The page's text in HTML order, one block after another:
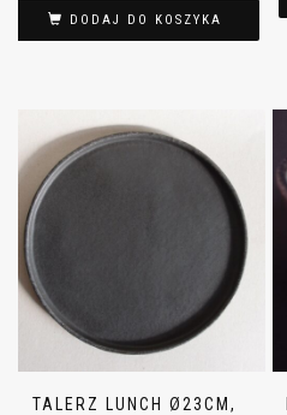
DODAJ DO KOSZYKA
TALERZ LUNCH Ø23CM,